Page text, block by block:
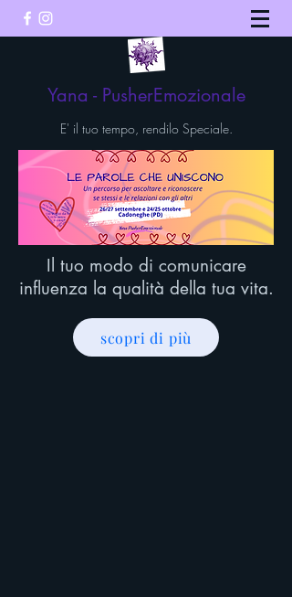
Yana - PusherEmozionale
E' il tuo tempo, rendilo Speciale.
Il tuo modo di comunicare
influenza la qualità della tua vita.
scopri di più